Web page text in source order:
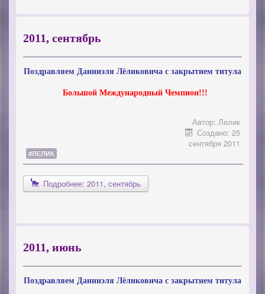
2011, сентябрь
Поздравляем Данниэля Лёликовича с закрытием титула
Большой Международный Чемпион!!!
Автор: Лелик
Создано: 25
сентября 2011
#ЛЕЛИК
Подробнее: 2011, сентябрь
2011, июнь
Поздравляем Данниэля Лёликовича с закрытием титула